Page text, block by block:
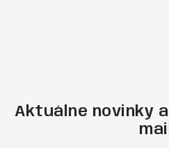
Aktuálne novinky
mail